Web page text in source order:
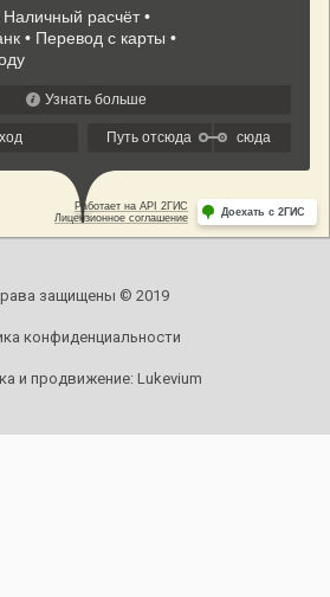
защищены © 2019
конфиденциальности
и продвижение: Lukevium